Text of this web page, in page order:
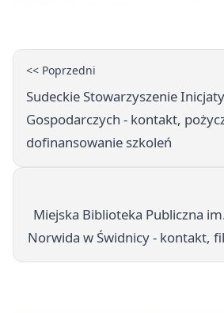
<< Poprzedni
Sudeckie Stowarzyszenie
Gospodarczych - kontakt,
dofinansowanie szkoleń
Miejska Biblioteka Publiczna
Norwida w Świdnicy - kontakt,